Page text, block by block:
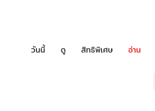
วันนี้ ดู สิทธิพิเศษ อ่าน